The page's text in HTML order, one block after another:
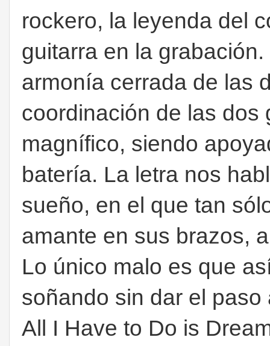
rockero, la leyenda del
guitarra en la
armonía cerrada de las
coordinación de las dos
magnífico, siendo
batería. La letra nos
sueño, en el que tan
amante en sus brazos,
Lo único malo es que
soñando sin dar el
All I Have to Do is